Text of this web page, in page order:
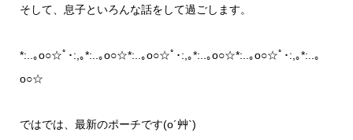
そして、息子といろんな話をして過ごします。
*:..｡o○☆ﾟ･:,｡*:..｡o○☆*:..｡o○☆ﾟ･:,｡*:..｡o○☆*:..｡o○☆ﾟ･:,｡*:..｡
o○☆
ではでは、最新のポーチです(o´艸`)